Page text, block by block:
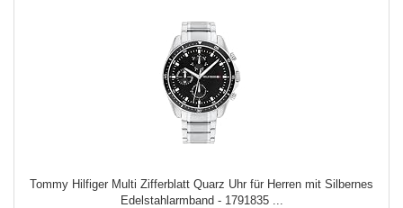
Tommy Hilfiger Multi Zifferblatt Quarz Uhr für Herren mit Silbernes
Edelstahlarmband - 1791835 ...